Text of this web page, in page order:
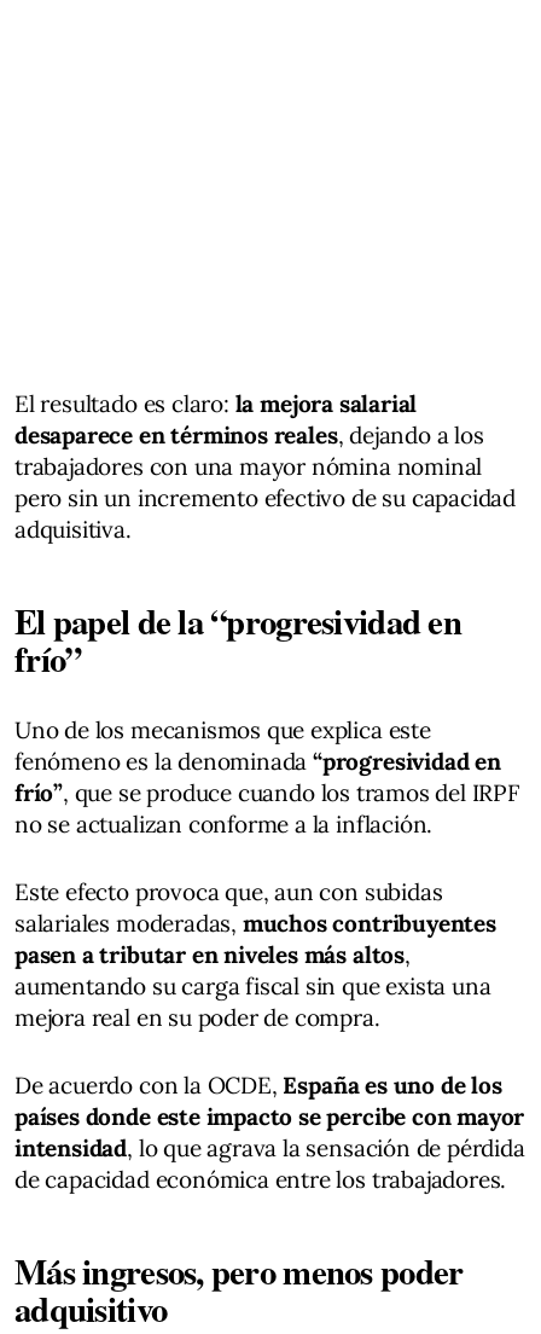
El resultado es claro: la mejora salarial
desaparece en términos reales, dejando a los
trabajadores con una mayor nómina nominal
pero sin un incremento efectivo de su capacidad
adquisitiva.
El papel de la “progresividad en
frío”
Uno de los mecanismos que explica este
fenómeno es la denominada“progresividad en
frío”, que se produce cuando los tramos del IRPF
no se actualizan conforme a la inflación.
Este efecto provoca que, aun con subidas
salariales moderadas, muchos contribuyentes
pasen a tributar en niveles más altos,
aumentando su carga fiscal sin que exista una
mejora real en su poder de compra.
De acuerdo con la OCDE, España es uno de los
países donde este impacto se percibe con mayor
intensidad, lo que agrava la sensación de pérdida
de capacidad económica entre los trabajadores.
Más ingresos, pero menos poder
adquisitivo